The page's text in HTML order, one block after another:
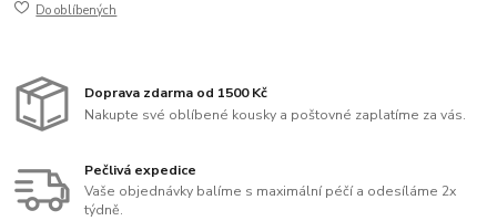
Do oblíbených
Doprava zdarma od 1500 Kč
Nakupte své oblíbené kousky a poštovné zaplatíme za vás.
Pečlivá expedice
Vaše objednávky balíme s maximální péčí a odesíláme 2x
týdně.